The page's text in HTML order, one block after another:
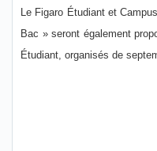
Le Figaro Étudiant et
Bac » seront également
Étudiant, organisés de